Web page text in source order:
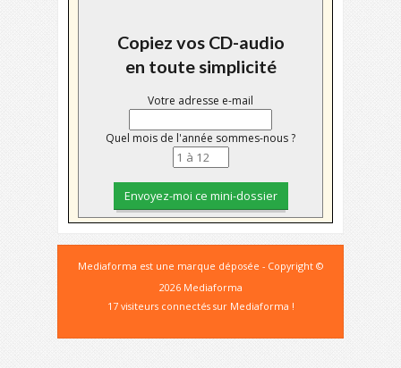
Copiez vos CD-audio
en toute simplicité
Votre adresse e-mail
Quel mois de l'année sommes-nous ?
Mediaforma est une marque déposée - Copyright ©
2026 Mediaforma
17 visiteurs connectés sur Mediaforma !